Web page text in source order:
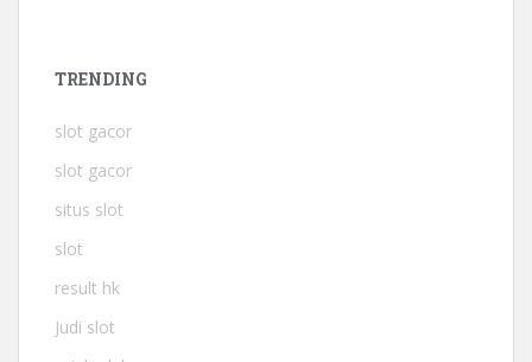
TRENDING
slot gacor
slot gacor
situs slot
slot
result hk
Judi slot